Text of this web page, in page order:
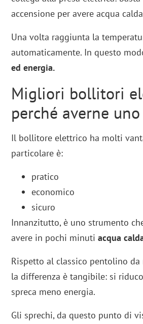
accensione per avere acqua
Una volta raggiunta la
automaticamente. In questo
ed energia.
Migliori bollitori
perché averne uno
Il bollitore elettrico ha molti
particolare è:
pratico
economico
sicuro
Innanzitutto, è uno strumento
avere in pochi minutiacqua
Rispetto al classico pentolino
la differenza è tangibile: si
spreca meno energia.
Gli sprechi, da questo punto di